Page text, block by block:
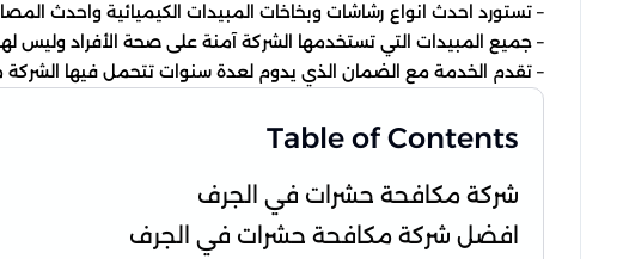
– تستورد احدث انواع رشاشات وبخاخات المبيدات الكيميائية واحدث
– جميع المبيدات التي تستخدمها الشركة آمنة على صحة الأفراد وليس
– تقدم الخدمة مع الضمان الذي يدوم لعدة سنوات تتحمل فيها
Table of Contents
شركة مكافحة حشرات في الجرف
افضل شركة مكافحة حشرات في الجرف